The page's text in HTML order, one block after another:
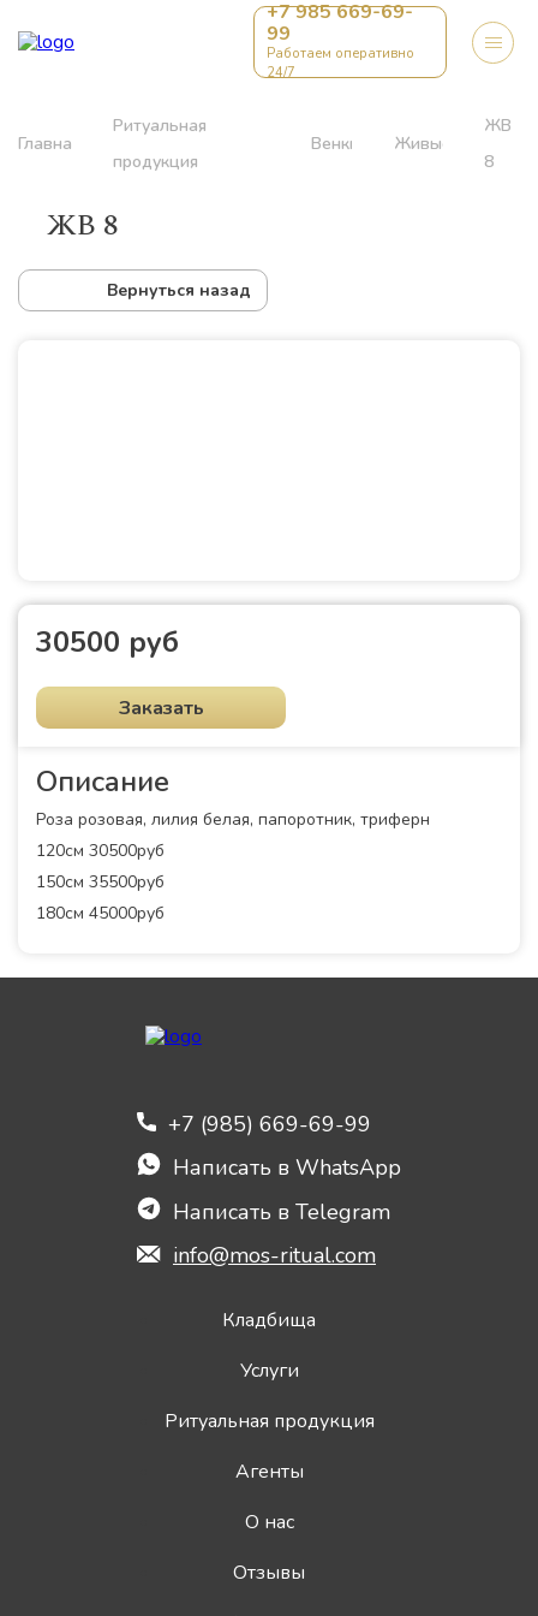
+7 985 669-69-
99
Работаем оперативно
24/7
Главная
Ритуальная
продукция
Венки Живые
ЖВ
8
ЖВ 8
Вернуться назад
30500 руб
Заказать
Описание
Роза розовая, лилия белая, папоротник, триферн
120см 30500руб
150см 35500руб
180см 45000руб
+7 (985) 669-69-99
Написать в WhatsApp
Написать в Telegram
info@mos-ritual.com
Кладбища
Услуги
Ритуальная продукция
Агенты
О нас
Отзывы